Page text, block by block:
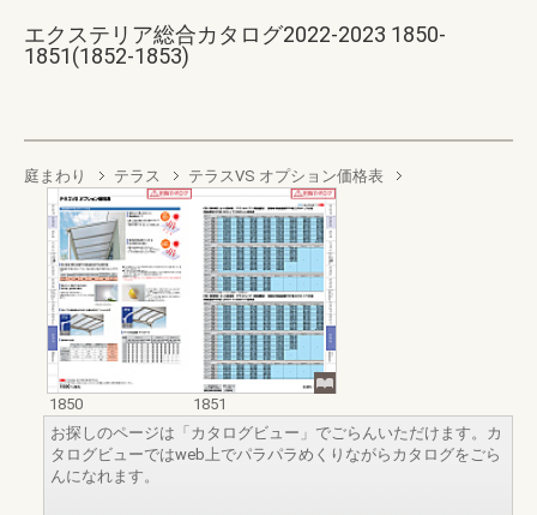
エクステリア総合カタログ2022-2023 1850-
1851(1852-1853)
庭まわり テラス テラスVS オプション価格表
1850
1851
お探しのページは「カタログビュー」でごらんいただけます。カ
タログビューではweb上でパラパラめくりながらカタログをごら
んになれます。